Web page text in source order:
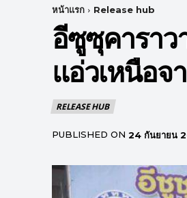
หน้าแรก Release hub
อีซูซุคารา
แอ่วเหนือจ
RELEASE HUB
PUBLISHED ON 24 กันยายน